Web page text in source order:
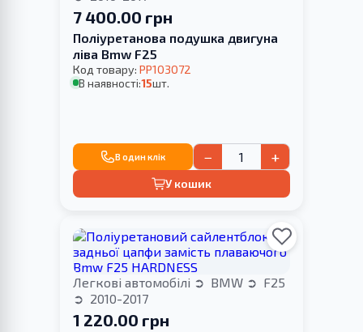
7 400.00 грн
Поліуретанова подушка двигуна
ліва Bmw F25
Код товару: PP103072
В наявності:15шт.
В один клік − +
У кошик
Легкові автомобілі BMW
F25
2010-2017
1 220.00 грн